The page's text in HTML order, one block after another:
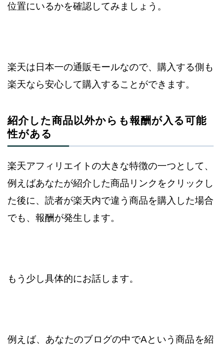
位置にいるかを確認してみましょう。
楽天は日本一の通販モールなので、購入する側も
楽天なら安心して購入することができます。
紹介した商品以外からも報酬が入る可能
性がある
楽天アフィリエイトの大きな特徴の一つとして、
例えばあなたが紹介した商品リンクをクリックし
た後に、読者が楽天内で違う 商品を購入した場合
でも、報酬が発生します。
もう少し具体的にお話します。
例えば、あなたのブログの中でAという商品を紹